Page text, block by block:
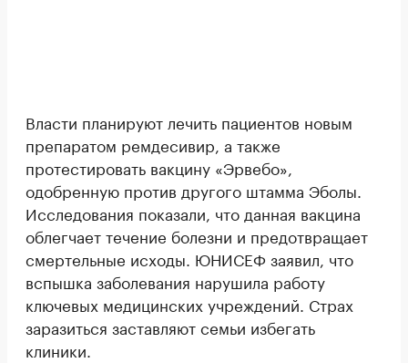
Власти планируют лечить пациентов новым
препаратом ремдесивир, а также
протестировать вакцину «Эрвебо»,
одобренную против другого штамма Эболы.
Исследования показали, что данная вакцина
облегчает течение болезни и предотвращает
смертельные исходы. ЮНИСЕФ заявил, что
вспышка заболевания нарушила работу
ключевых медицинских учреждений. Страх
заразиться заставляют семьи избегать
клиники.